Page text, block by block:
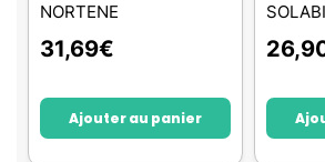
NORTENE
31,69€
Ajouter au panier